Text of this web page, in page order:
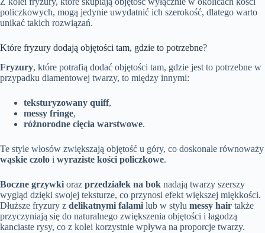
policzkowych, mogą jedynie uwydatnić ich szerokość, dlatego warto
unikać takich rozwiązań.
Które fryzury dodają objętości tam, gdzie to potrzebne?
Fryzury, które potrafią dodać objętości tam, gdzie jest to potrzebne w
przypadku diamentowej twarzy, to między innymi:
teksturyzowany quiff,
messy fringe,
różnorodne cięcia warstwowe.
Te style włosów zwiększają objętość u góry, co doskonale równoważy
wąskie czoło i wyraziste kości policzkowe.
Boczne grzywki oraz przedziałek na bok nadają twarzy szerszy
wygląd dzięki swojej teksturze, co przynosi efekt większej miękkości.
Dłuższe fryzury z delikatnymi falami lub w stylu messy hair także
przyczyniają się do naturalnego zwiększenia objętości i łagodzą
kanciaste rysy, co z kolei korzystnie wpływa na proporcje twarzy.